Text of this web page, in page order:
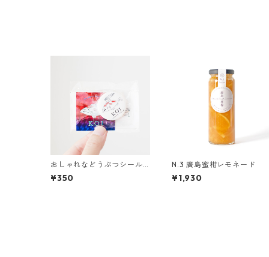
おしゃれなどうぶつシール
バッジセット 【どうぶつ
が選べる！】
¥350
N.3 廣島蜜柑レモネード
¥1,930